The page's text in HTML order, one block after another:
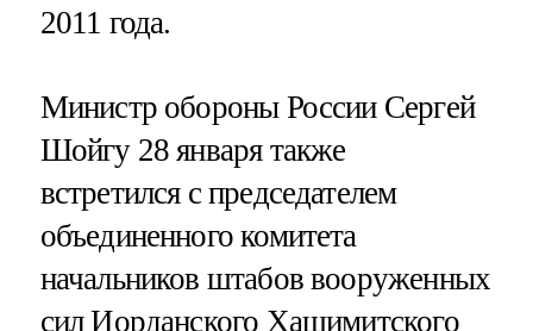
2011 года.
Министр обороны России Сергей
Шойгу 28 января также
встретился с председателем
объединенного комитета
начальников штабов вооруженных
сил Иорданского Хашимитского